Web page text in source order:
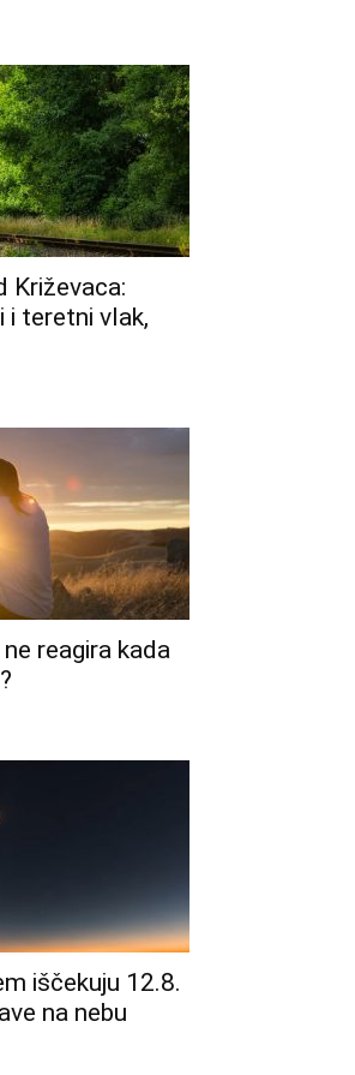
Križevaca:
i teretni vlak,
reagira kada
iščekuju 12.8.
na nebu